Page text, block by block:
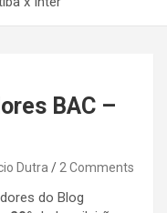
BAC –
Dutra 2 Comments
do Blog